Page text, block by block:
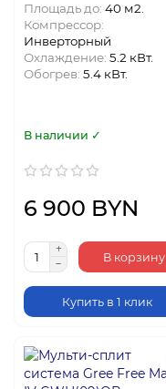
Площадь до: 40 м2.
Компрессор:
Инверторный
Охлаждение: 5.2 кВт.
Обогрев: 5.4 кВт.
В наличии ✓
6 900 BYN
В корзину
Купить в 1 клик